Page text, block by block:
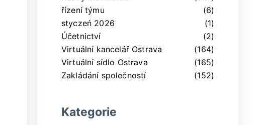
řízení týmu
(6)
styczeń 2026
(1)
Účetnictví
(2)
Virtuální kancelář Ostrava
(164)
Virtuální sídlo Ostrava
(165)
Zakládání společností
(152)
Kategorie